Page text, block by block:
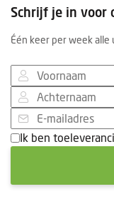
Schrijf je in voor
Één keer per week alle
Ik ben